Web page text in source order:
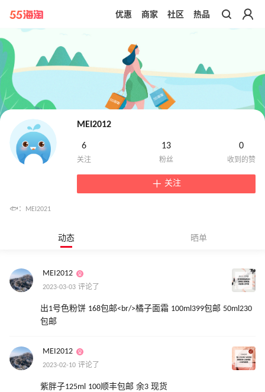
带你去官网买正品
优惠 商家 社区 热品
MEI2012
6 13 0
关注
🐟：MEI2021
动态 晒单
MEI2012
2023-03-03 评论了
出1号色粉饼 168包邮<br/>橘子面霜 100ml399包邮 50ml230
包邮
MEI2012
2023-02-10 评论了
紫胖子125ml 100顺丰包邮 余3 现货